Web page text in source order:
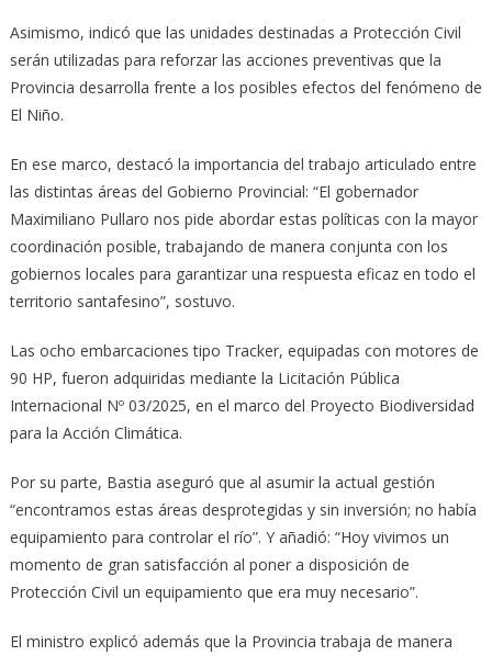
Asimismo, indicó que las unidades destinadas a Protección Civil
serán utilizadas para reforzar las acciones preventivas que la
Provincia desarrolla frente a los posibles efectos del fenómeno de
El Niño.
En ese marco, destacó la importancia del trabajo articulado entre
las distintas áreas del Gobierno Provincial: “El gobernador
Maximiliano Pullaro nos pide abordar estas políticas con la mayor
coordinación posible, trabajando de manera conjunta con los
gobiernos locales para garantizar una respuesta eficaz en todo el
territorio santafesino”, sostuvo.
Las ocho embarcaciones tipo Tracker, equipadas con motores de
90 HP, fueron adquiridas mediante la Licitación Pública
Internacional Nº 03/2025, en el marco del Proyecto Biodiversidad
para la Acción Climática.
Por su parte, Bastia aseguró que al asumir la actual gestión
“encontramos estas áreas desprotegidas y sin inversión; no había
equipamiento para controlar el río”. Y añadió: “Hoy vivimos un
momento de gran satisfacción al poner a disposición de
Protección Civil un equipamiento que era muy necesario”.
El ministro explicó además que la Provincia trabaja de manera